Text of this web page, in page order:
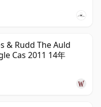
& Rudd The Auld
Cas 2011 14年